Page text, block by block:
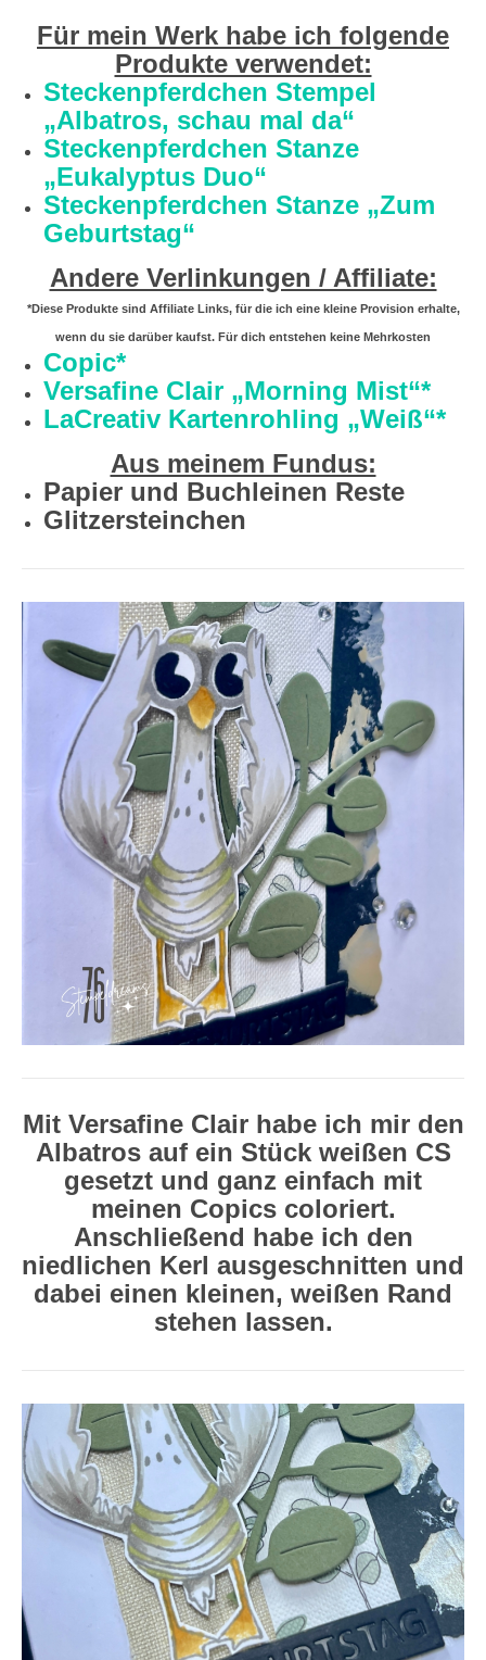
Für mein Werk habe ich folgende
Produkte verwendet:
Steckenpferdchen Stempel
„Albatros, schau mal da“
Steckenpferdchen Stanze
„Eukalyptus Duo“
Steckenpferdchen Stanze „Zum
Geburtstag“
Andere Verlinkungen / Affiliate:
*Diese Produkte sind Affiliate Links, für die ich eine kleine Provision erhalte,
wenn du sie darüber kaufst. Für dich entstehen keine Mehrkosten
Copic*
Versafine Clair „Morning Mist“*
LaCreativ Kartenrohling „Weiß“*
Aus meinem Fundus:
Papier und Buchleinen Reste
Glitzersteinchen
Mit Versafine Clair habe ich mir den
Albatros auf ein Stück weißen CS
gesetzt und ganz einfach mit
meinen Copics coloriert.
Anschließend habe ich den
niedlichen Kerl ausgeschnitten und
dabei einen kleinen, weißen Rand
stehen lassen.